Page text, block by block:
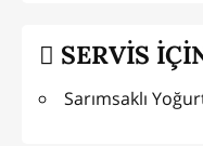
SERVİS
Sarımsaklı